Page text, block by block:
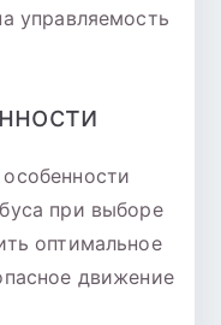
управляемость
при выборе
оптимальное
движение